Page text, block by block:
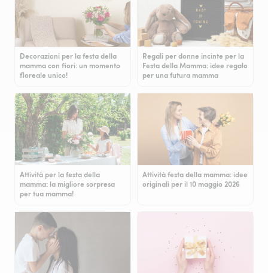
Decorazioni per la festa della
mamma con fiori: un momento
floreale unico!
Regali per donne incinte per la
Festa della Mamma: idee regalo
per una futura mamma
Attività per la festa della
mamma: la migliore sorpresa
per tua mamma!
Attività festa della mamma: idee
originali per il 10 maggio 2026